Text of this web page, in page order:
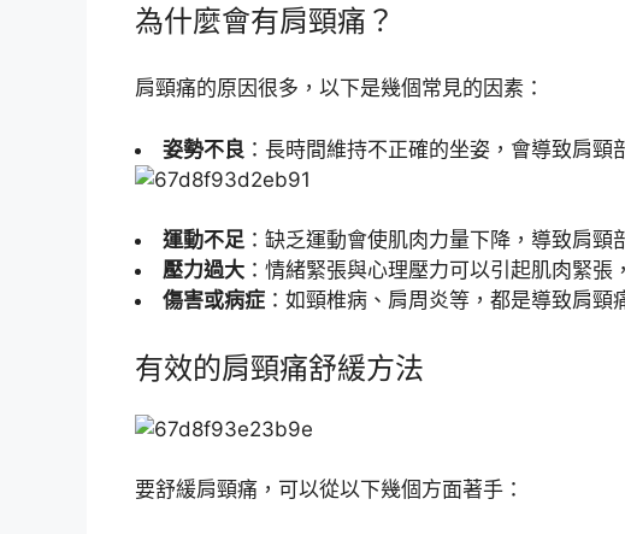
為什麼會有肩頸痛？
肩頸痛的原因很多，以下是幾個常見的因素：
姿勢不良 ：長時間維持不正確的坐姿，會導致肩頸
運動不足：缺乏運動會使肌肉力量下降，導致肩頸
壓力過大 ：情緒緊張與心理壓力可以引起肌肉緊張
傷害或病症 ：如頸椎病、肩周炎等，都是導致肩頸
有效的肩頸痛舒緩方法
要舒緩肩頸痛，可以從以下幾個方面著手：